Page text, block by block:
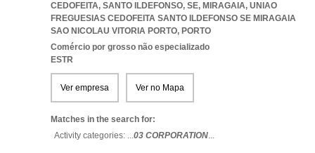
CEDOFEITA, SANTO ILDEFONSO, SE, MIRAGAIA, UNIAO
FREGUESIAS CEDOFEITA SANTO ILDEFONSO SE MIRAGAIA
SAO NICOLAU VITORIA PORTO, PORTO
Comércio por grosso não especializado
ESTR
Ver empresa Ver no Mapa
Matches in the search for:
Activity categories: ...03 CORPORATION...